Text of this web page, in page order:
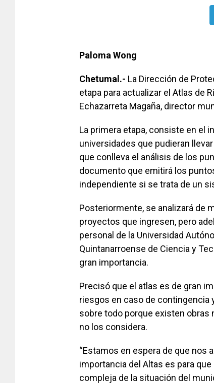
Paloma Wong
Chetumal.- La Dirección de
etapa para actualizar el Atlas de
Echazarreta Magaña, director
La primera etapa, consiste en el
universidades que pudieran
que conlleva el análisis de los
documento que emitirá los
independiente si se trata de un
Posteriormente, se analizará de
proyectos que ingresen, pero
personal de la Universidad
Quintanarroense de Ciencia y
gran importancia.
Precisó que el atlas es de gran
riesgos en caso de contingencia
sobre todo porque existen obras
no los considera.
“Estamos en espera de que nos
importancia del Altas es para
compleja de la situación del